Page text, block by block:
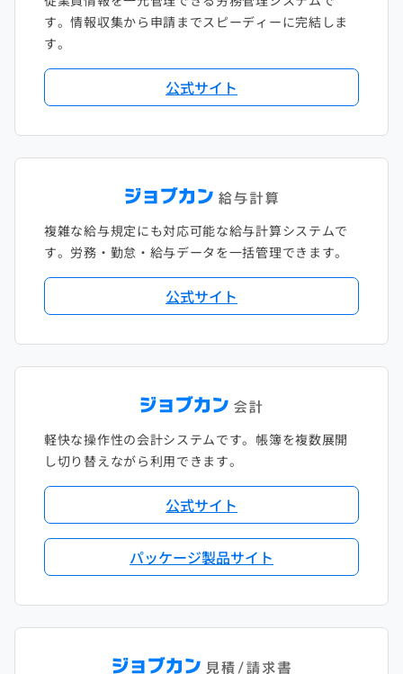
す。情報収集から申請までスピーディーに完結しま
す。
公式サイト
複雑な給与規定にも対応可能な給与計算システムで
す。労務・勤怠・給与データを一括管理できます。
公式サイト
軽快な操作性の会計システムです。帳簿を複数展開
し切り替えながら利用できます。
公式サイト
パッケージ製品サイト